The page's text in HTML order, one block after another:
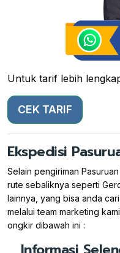
Untuk tarif lebih
CEK TARIF
Ekspedisi
Selain pengiriman
rute sebaliknya seperti
lainnya, yang bisa anda
melalui team marketing
ongkir dibawah ini :